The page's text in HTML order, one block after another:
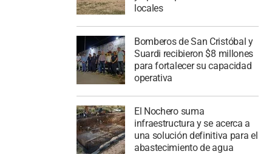
locales
Bomberos de San Cristóbal y
Suardi recibieron $8 millones
para fortalecer su capacidad
operativa
El Nochero suma
infraestructura y se acerca a
una solución definitiva para el
abastecimiento de agua